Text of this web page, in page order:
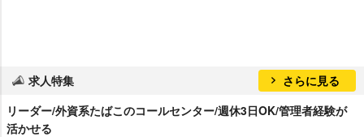
求人特集
さらに見る
リーダー/外資系たばこのコールセンター/週休3日OK/管理者経験が
活かせる